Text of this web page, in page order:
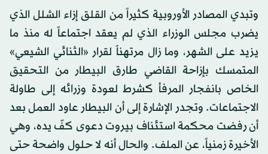
وتبدي المصادر الأوروبية كثيراً من القلق إزاء الشلل الذي
يضرب مجلس الوزراء الذي لم يعقد اجتماعاً له منذ ما
يزيد على الشهر، وما زال مرتهناً لقرار «الثنائي الشيعي»
المتمسك بإزاحة القاضي طارق البيطار من التحقيق
الخاص بانفجار المرفأ كشرط لعودة وزرائه إلى طاولة
الاجتماعات. وتجدر الإشارة إلى أن البيطار عاود العمل بعد
أن رفضت محكمة استئناف بيروت دعوى كفّ يده، وهي
الأخيرة زمنياً، عن الملف. والحال أنه لا حلول واضحة حتى